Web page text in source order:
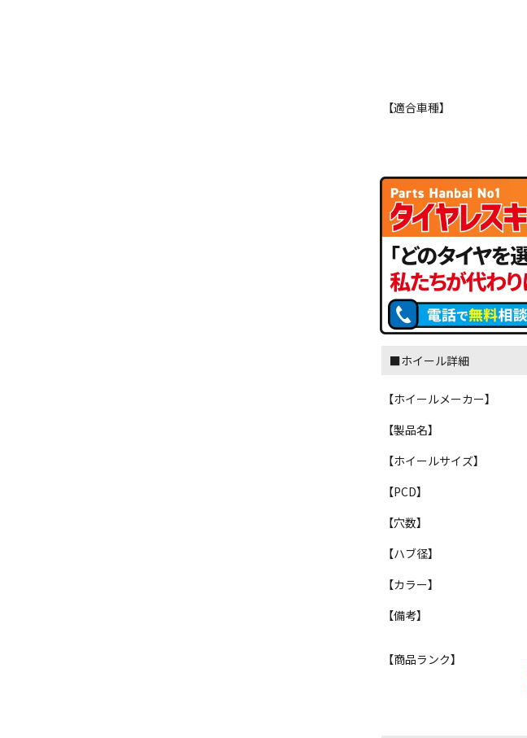
【適合車種】
■ホイール詳細
【ホイールメーカー】
【製品名】
【ホイールサイズ】
【PCD】
【穴数】
【ハブ径】
【カラー】
【備考】
【商品ランク】